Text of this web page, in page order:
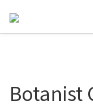
Botanist